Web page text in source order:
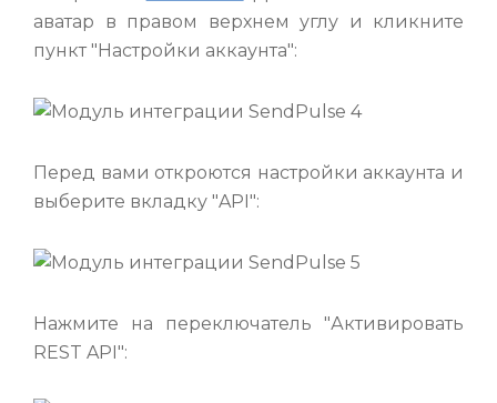
аватар в правом верхнем углу и кликните
пункт "Настройки аккаунта":
Перед вами откроются настройки аккаунта и
выберите вкладку "API":
Нажмите на переключатель "Активировать
REST API":